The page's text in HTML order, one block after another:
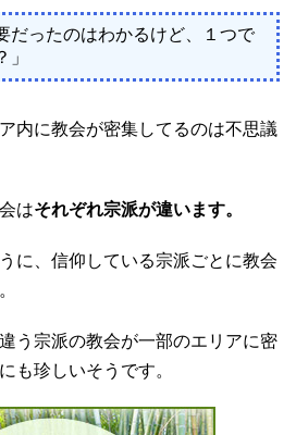
だったのはわかるけど、１つで
内に教会が密集してるのは不思議
はそれぞれ宗派が違います。
に、信仰している宗派ごとに教会
う宗派の教会が一部のエリアに密
も珍しいそうです。